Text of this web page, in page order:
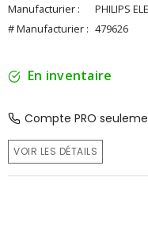
Manufacturier :
PHILIPS
# Manufacturier : 479626
En inventaire
Compte PRO
VOIR LES DÉTAILS